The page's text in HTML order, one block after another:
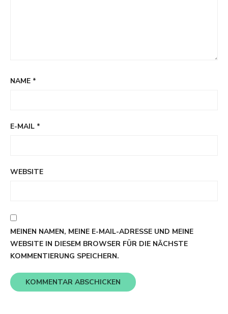
NAME *
E-MAIL *
WEBSITE
MEINEN NAMEN, MEINE E-MAIL-ADRESSE UND MEINE
WEBSITE IN DIESEM BROWSER FÜR DIE NÄCHSTE
KOMMENTIERUNG SPEICHERN.